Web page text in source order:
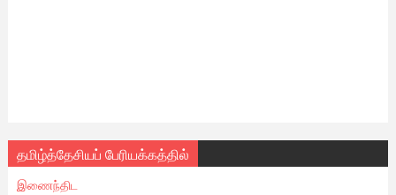
தமிழ்த்தேசியப் பேரியக்கத்தில்
இணைந்திட